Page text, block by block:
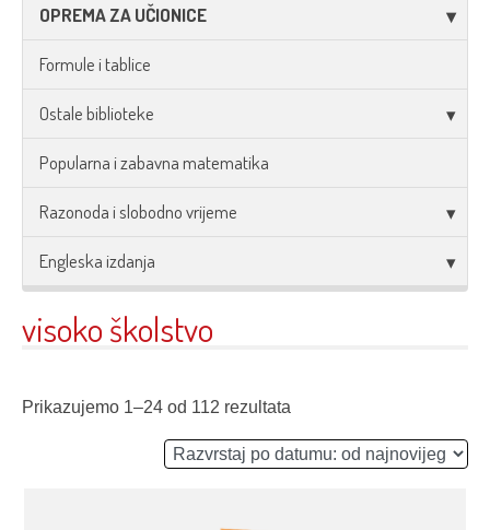
OPREMA ZA UČIONICE
Formule i tablice
Ostale biblioteke
Popularna i zabavna matematika
Razonoda i slobodno vrijeme
Engleska izdanja
visoko školstvo
Prikazujemo 1–24 od 112 rezultata